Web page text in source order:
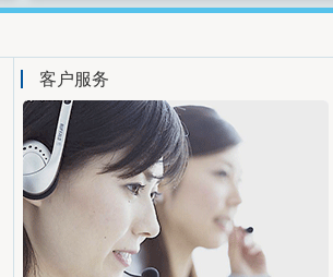
客户服务